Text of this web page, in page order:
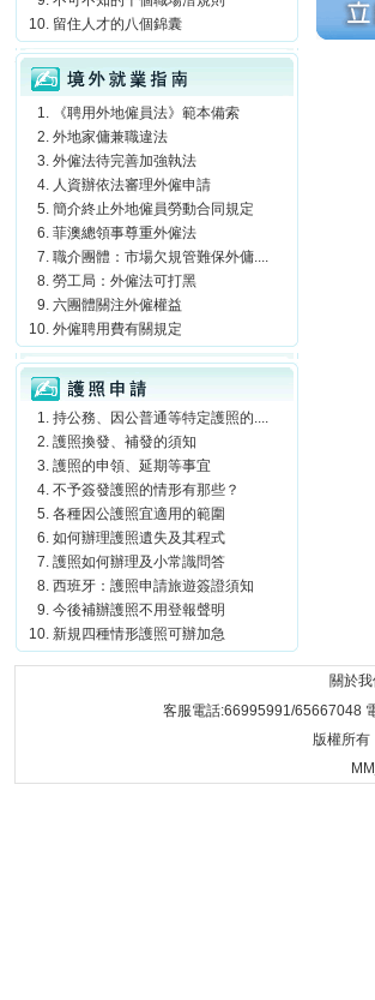
留住人才的八個錦囊
境外就業指南
《聘用外地僱員法》範本備索
外地家傭兼職違法
外僱法待完善加強執法
人資辦依法審理外僱申請
簡介終止外地僱員勞動合同規定
菲澳總領事尊重外僱法
職介團體：市場欠規管難保外傭....
勞工局：外僱法可打黑
六團體關注外僱權益
外僱聘用費有關規定
護照申請
持公務、因公普通等特定護照的....
護照換發、補發的須知
護照的申領、延期等事宜
不予簽發護照的情形有那些？
各種因公護照宜適用的範圍
如何辦理護照遺失及其程式
護照如何辦理及小常識問答
西班牙：護照申請旅遊簽證須知
今後補辦護照不用登報聲明
新規四種情形護照可辦加急
關於我
客服電話:66995991/65667048
版權所